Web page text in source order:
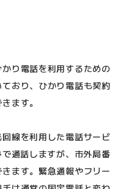
り電話を利用するための
おり、ひかり電話も契約
ます。
線を利用した電話サービ
通話しますが、市外局番
ます。緊急通報やフリー